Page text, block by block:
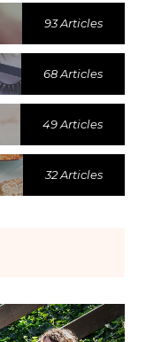
93 Articles
68 Articles
49 Articles
32 Articles